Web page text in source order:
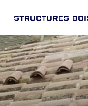
Structures